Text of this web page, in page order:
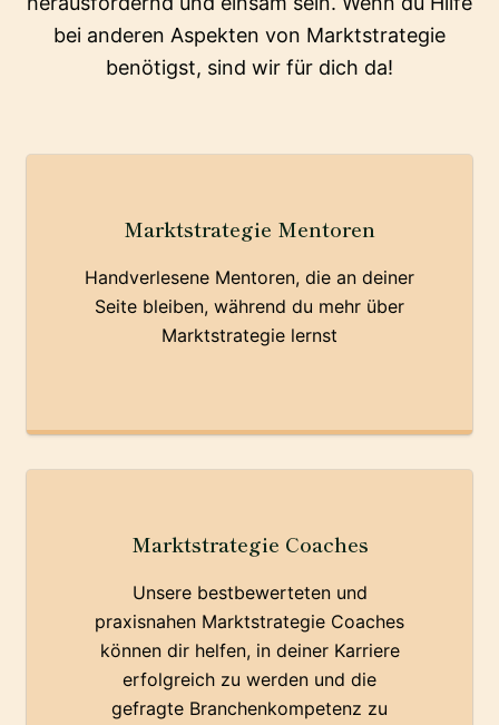
bei anderen Aspekten von Marktstrategie
benötigst, sind wir für dich da!
Marktstrategie Mentoren
Handverlesene Mentoren, die an deiner
Seite bleiben, während du mehr über
Marktstrategie lernst
Marktstrategie Coaches
Unsere bestbewerteten und
praxisnahen Marktstrategie Coaches
können dir helfen, in deiner Karriere
erfolgreich zu werden und die
gefragte Branchenkompetenz zu